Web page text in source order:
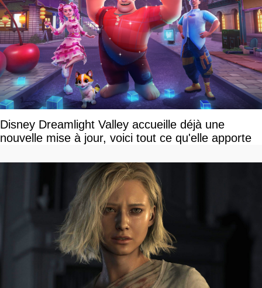
Disney Dreamlight Valley accueille déjà une
nouvelle mise à jour, voici tout ce qu'elle apporte